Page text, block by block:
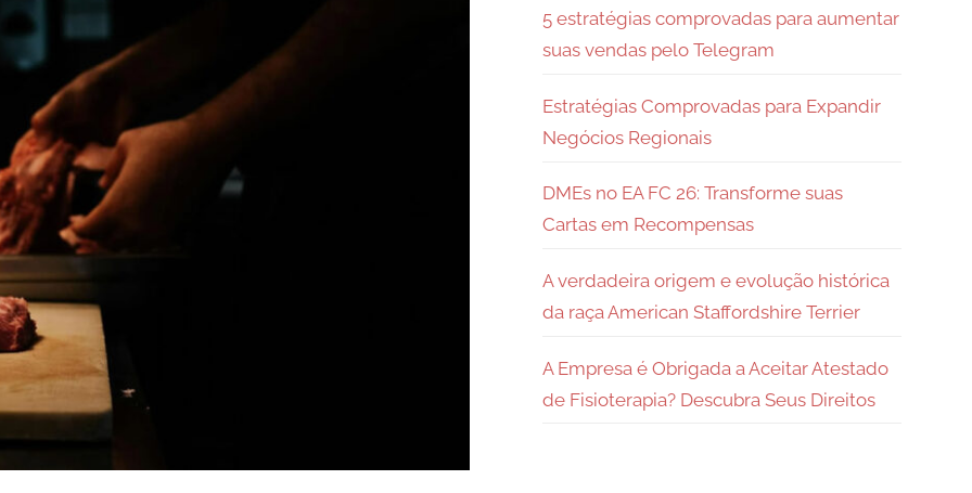
5 estratégias comprovadas para aumentar
suas vendas pelo Telegram
Estratégias Comprovadas para Expandir
Negócios Regionais
DMEs no EA FC 26: Transforme suas
Cartas em Recompensas
A verdadeira origem e evolução histórica
da raça American Staffordshire Terrier
A Empresa é Obrigada a Aceitar Atestado
de Fisioterapia? Descubra Seus Direitos